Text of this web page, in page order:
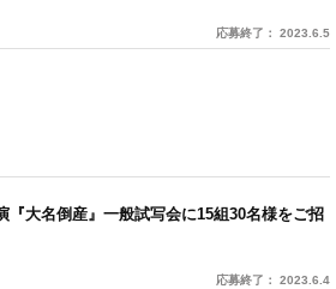
応募終了： 2023.6.5
『大名倒産』一般試写会に15組30名様をご招
応募終了： 2023.6.4